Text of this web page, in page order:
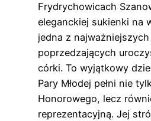
Frydrychowicach
eleganckiej sukienki na
jedna z
poprzedzających
córki. To wyjątkowy
Pary Młodej pełni nie
Honorowego, lecz
reprezentacyjną. Jej